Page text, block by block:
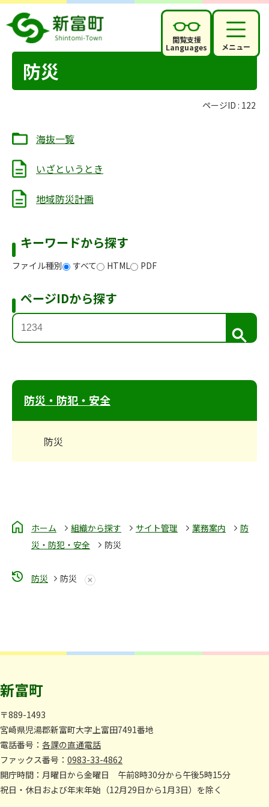
閲覧支援
Languages メニュー
防災
ページID : 122
海抜一覧
いざというとき
地域防災計画
キーワードから探す
ファイル種別 すべて HTML PDF
ページIDから探す
検
索
防災・防犯・安全
防災
ホーム 組織から探す サイト管理 業務案内
防
災・防犯・安全
防災
防災 防災
新富町
〒889-1493
宮崎県児湯郡新富町大字上富田7491番地
電話番号： 各課の直通電話
ファックス番号： 0983-33-4862
開庁時間：月曜日から金曜日 午前8時30分から午後5時15分
祝日・休日および年末年始（12月29日から1月3日）を除く